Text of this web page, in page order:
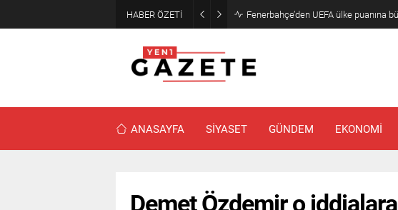
HABER ÖZETİ Fenerbahçe’den UEFA ülke puanına
ANASAYFA SİYASET GÜNDEM EKONOMİ
Demet Özdemir o